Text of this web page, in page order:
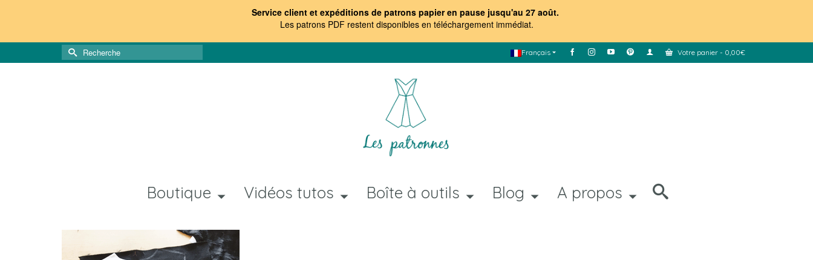
Service client et expéditions de patrons papier en pause jusqu'au 27 août.
Les patrons PDF restent disponibles en téléchargement immédiat.
Français Votre panier - 0,00€
Rechercher :
Boutique Vidéos tutos Boîte à outils Blog A propos